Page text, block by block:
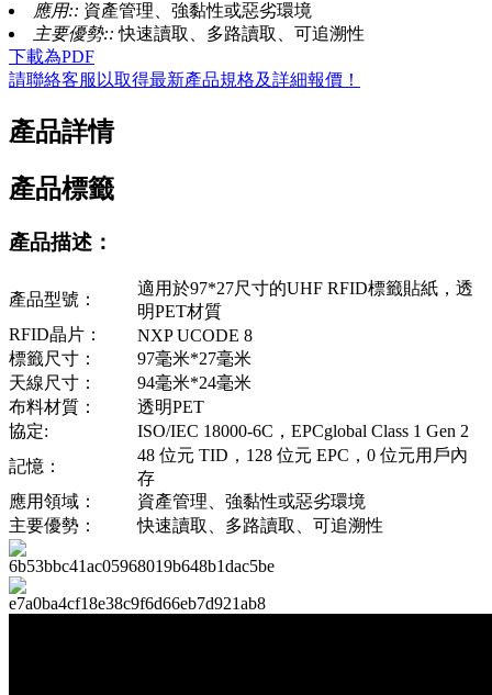
應用:: 資產管理、強黏性或惡劣環境
主要優勢::快速讀取、多路讀取、可追溯性
下載為PDF
請聯絡客服以取得最新產品規格及詳細報價！
產品詳情
產品標籤
產品描述：
產品型號：
適用於97*27尺寸的UHF RFID標籤貼紙，透
明PET材質
RFID晶片：
NXP UCODE 8
標籤尺寸：
97毫米*27毫米
天線尺寸：
94毫米*24毫米
布料材質：
透明PET
協定:
ISO/IEC 18000-6C，EPCglobal Class 1 Gen 2
記憶：
48 位元 TID，128 位元 EPC，0 位元用戶內
存
應用領域：
資產管理、強黏性或惡劣環境
主要優勢：
快速讀取、多路讀取、可追溯性